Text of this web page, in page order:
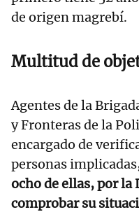
de origen magrebí.
Multitud de
Agentes de la
y Fronteras de la
encargado de
personas implicadas
ocho de ellas, por la
comprobar su